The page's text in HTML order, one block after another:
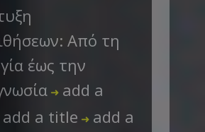
Από τη
έως την
➜ add a
add a title ➜ add a